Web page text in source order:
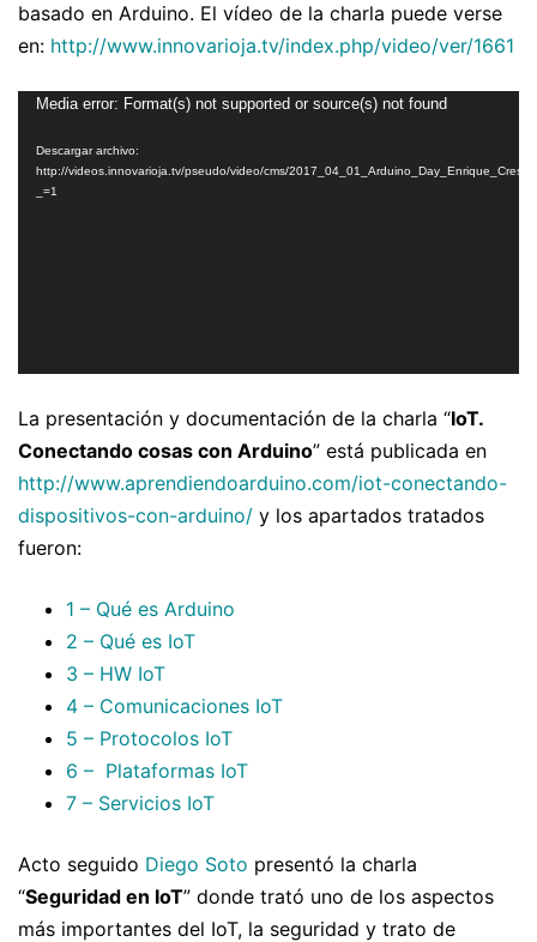
basado en Arduino. El vídeo de la charla puede verse
en: http://www.innovarioja.tv/index.php/video/ver/1661
Reproductor
vídeo
Media error: Format(s) not supported or source(s) not found
Descargar archivo:
http://videos.innovarioja.tv/pseudo/video/cms/
_=1
La presentación y documentación de la charla “IoT.
Conectando cosas con Arduino” está publicada en
http://www.aprendiendoarduino.com/iot-conectando-
dispositivos-con-arduino/ y los apartados tratados
fueron:
1 – Qué es Arduino
2 – Qué es IoT
3 – HW IoT
4 – Comunicaciones IoT
5 – Protocolos IoT
6 – Plataformas IoT
7 – Servicios IoT
Acto seguido Diego Soto presentó la charla
“Seguridad en IoT” donde trató uno de los aspectos
más importantes del IoT, la seguridad y trato de